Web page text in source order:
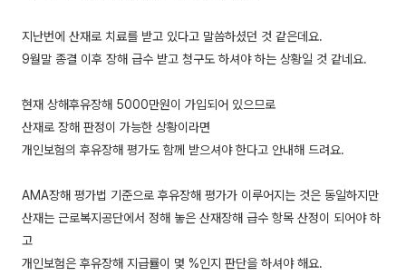
지난번에 산재로 치료를 받고 있다고 말씀하셨던 것 같은데요.
9월말 종결 이후 장해 급수 받고 청구도 하셔야 하는 상황일 것 같네요.
현재 상해후유장해 5000만원이 가입되어 있으므로
산재로 장해 판정이 가능한 상황이라면
개인보험의 후유장해 평가도 함께 받으셔야 한다고 안내해 드려요.
AMA장해 평가법 기준으로 후유장해 평가가 이루어지는 것은 동일하지만
산재는 근로복지공단에서 정해 놓은 산재장해 급수 항목 산정이 되어야 하
고
개인보험은 후유장해 지급률이 몇 %인지 판단을 하셔야 해요.